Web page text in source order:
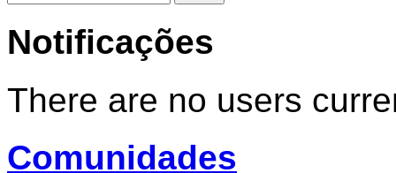
for:
Notificações
There are no users
Comunidades